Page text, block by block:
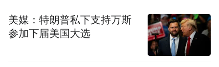
全市夏粮收购工作正有力有序开展。据统
计，截至目前，靖江全市已累计收购夏粮小
美媒：特朗普私下支持万斯
参加下届美国大选